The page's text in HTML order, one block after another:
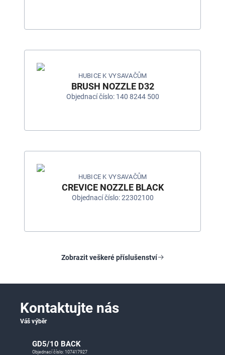
HUBICE K VYSAVAČŮM
BRUSH NOZZLE D32
Objednací číslo: 140 8244 500
HUBICE K VYSAVAČŮM
CREVICE NOZZLE BLACK
Objednací číslo: 22302100
Zobrazit veškeré příslušenství
Kontaktujte nás
Váš výběr
GD5/10 BACK
Objednací číslo: 107417927